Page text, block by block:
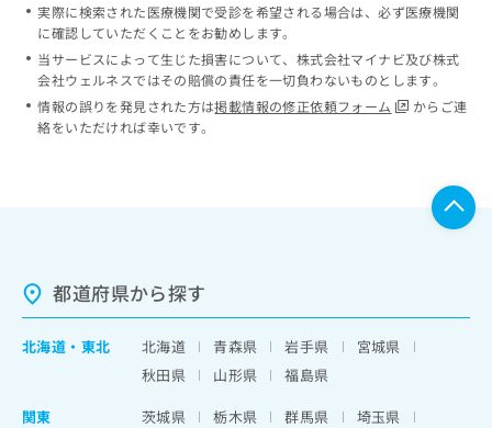
実際に検索された医療機関で受診を希望される場合は、必ず医療機関
に確認していただくことをお勧めします。
当サービスによって生じた損害について、株式会社マイナビ及び株式
会社ウェルネスではその賠償の責任を一切負わないものとします。
情報の誤りを発見された方は掲載情報の修正依頼フォーム
からご連
絡をいただければ幸いです。
都道府県から探す
北海道 ・ 東北 北海道 青森県 岩手県
宮城県
秋田県
山形県
福島県
関東
茨城県 栃木県 群馬県
埼玉県